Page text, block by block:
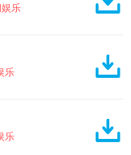
乐
乐
乐